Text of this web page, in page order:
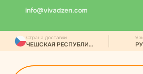
info@vivadzen.com
Страна доставки
ЧЕШСКАЯ РЕСПУБЛИКА